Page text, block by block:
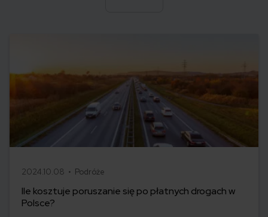
2024.10.08 • Podróże
Ile kosztuje poruszanie się po płatnych drogach w
Polsce?